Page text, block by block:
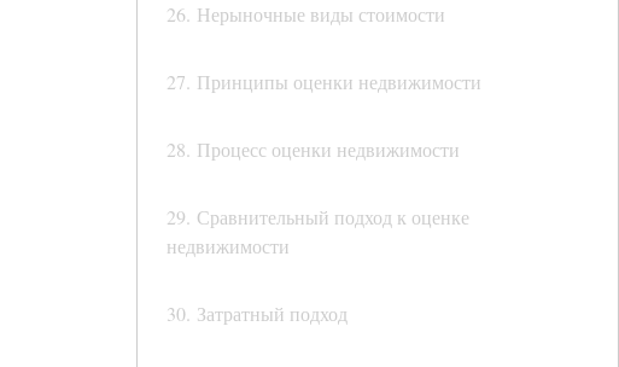
26. Нерыночные виды стоимости
27. Принципы оценки недвижимости
28. Процесс оценки недвижимости
29. Сравнительный подход к оценке
недвижимости
30. Затратный подход